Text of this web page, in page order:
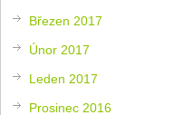
Březen 2017
Únor 2017
Leden 2017
Prosinec 2016